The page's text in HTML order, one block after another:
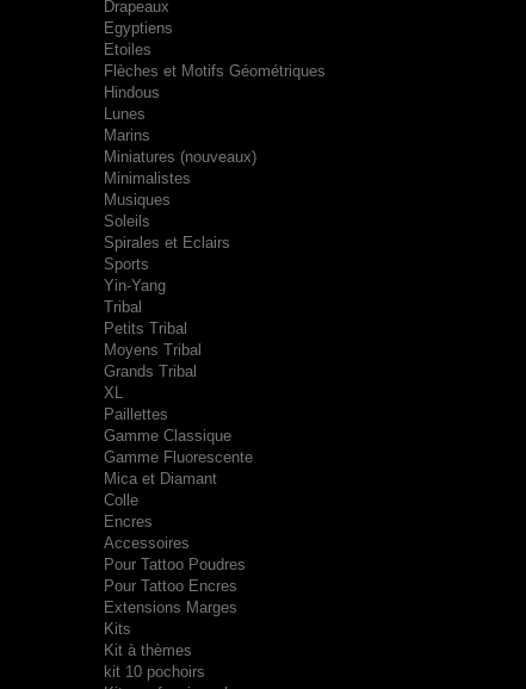
Drapeaux
Egyptiens
Etoiles
Flèches et Motifs Géométriques
Hindous
Lunes
Marins
Miniatures (nouveaux)
Minimalistes
Musiques
Soleils
Spirales et Eclairs
Sports
Yin-Yang
Tribal
Petits Tribal
Moyens Tribal
Grands Tribal
XL
Paillettes
Gamme Classique
Gamme Fluorescente
Mica et Diamant
Colle
Encres
Accessoires
Pour Tattoo Poudres
Pour Tattoo Encres
Extensions Marges
Kits
Kit à thèmes
kit 10 pochoirs